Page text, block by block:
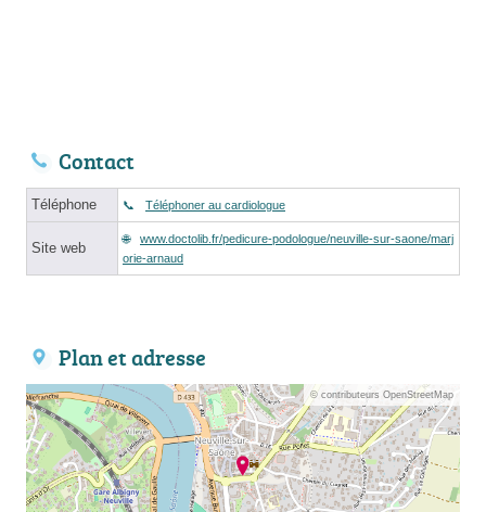
Contact
Téléphone Téléphoner au cardiologue
Site web
www.doctolib.fr/pedicure-podologue/neuville-sur-saone/marj
orie-arnaud
Plan et adresse
© contributeurs OpenStreetMap